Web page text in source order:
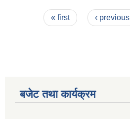
Pages« first ‹ previous
बजेट तथा कार्यक्रम